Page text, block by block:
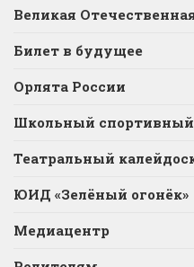
Великая
Билет в будущее
Орлята России
Школьный спортивный
Театральный
ЮИД «Зелёный огонёк»
Медиацентр